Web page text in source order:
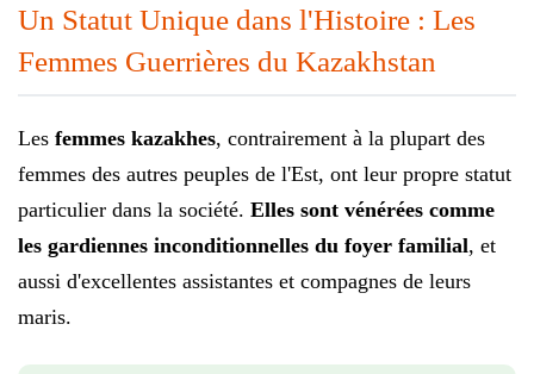
Un Statut Unique dans l'Histoire : Les
Femmes Guerrières du Kazakhstan
Les femmes kazakhes, contrairement à la plupart des
femmes des autres peuples de l'Est, ont leur propre statut
particulier dans la société. Elles sont vénérées comme
les gardiennes inconditionnelles du foyer familial, et
aussi d'excellentes assistantes et compagnes de leurs
maris.